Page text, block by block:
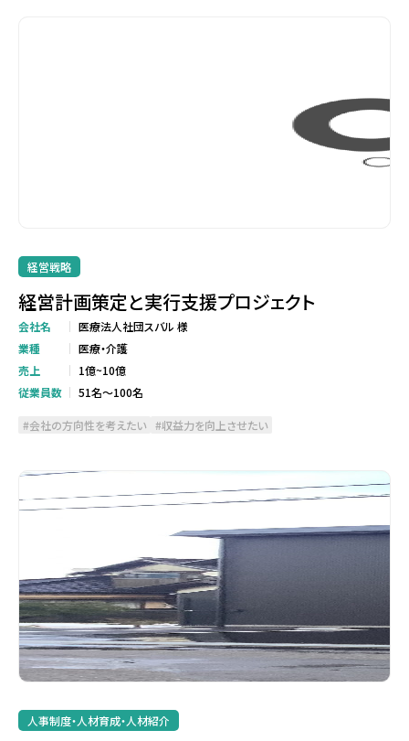
経営戦略
経営計画策定と実行支援プロジェクト
会社名
医療法人社団スバル 様
業種
医療・介護
売上
1億~10億
従業員数
51名～100名
会社の方向性を考えたい 収益力を向上させたい
人事制度・人材育成・人材紹介